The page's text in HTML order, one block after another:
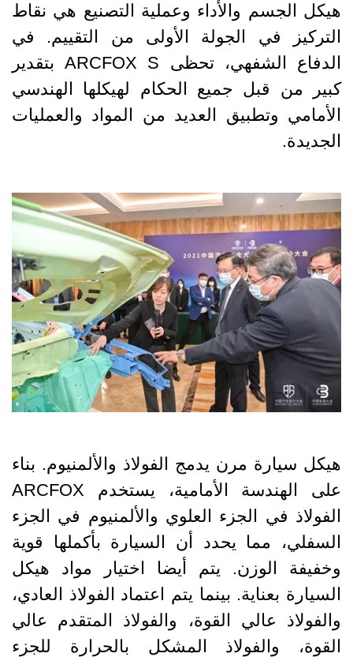
هيكل الجسم والأداء وعملية التصنيع هي نقاط
التركيز في الجولة الأولى من التقييم. في
الدفاع الشفهي، تحظى ARCFOX S بتقدير
كبير من قبل جميع الحكام لهيكلها الهندسي
الأمامي وتطبيق العديد من المواد والعمليات
الجديدة.
هيكل سيارة مرن يدمج الفولاذ والألمنيوم. بناء
على الهندسة الأمامية، يستخدم ARCFOX
الفولاذ في الجزء العلوي والألمنيوم في الجزء
السفلي، مما يحدد أن السيارة بأكملها قوية
وخفيفة الوزن. يتم أيضا اختيار مواد هيكل
السيارة بعناية. بينما يتم اعتماد الفولاذ العادي،
والفولاذ عالي القوة، والفولاذ المتقدم عالي
القوة، والفولاذ المشكل بالحرارة للجزء